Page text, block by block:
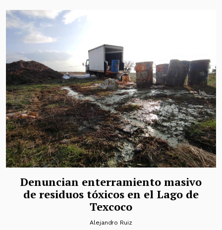
Denuncian enterramiento masivo
de residuos tóxicos en el Lago de
Texcoco
Alejandro Ruiz